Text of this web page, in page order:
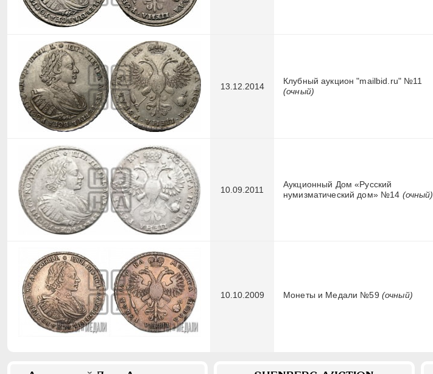
13.12.2014
Клубный аукцион "mailbid.ru" №11
(очный)
10.09.2011
Аукционный Дом «Русский
нумизматический дом» №14 (очный)
10.10.2009 Монеты и Медали №59 (очный)